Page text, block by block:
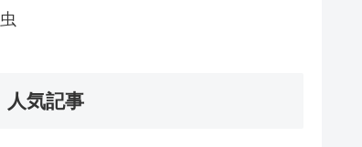
虫
人気記事